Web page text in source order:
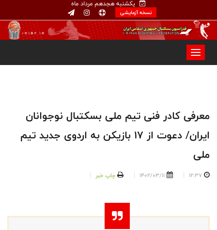
یکشنبه هجدهم مرداد ماه
نسخه آزمایشی
معرفی کادر فنی تیم ملی بسکتبال نوجوانان
ایران/ دعوت از ۱۷ بازیکن به اردوی جدید تیم
ملی
12:37
1402/03/11 چاپ خبر